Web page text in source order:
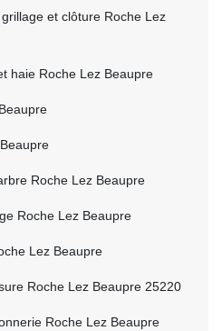
et clôture Roche Lez
haie Roche Lez Beaupre
Roche Lez Beaupre
Roche Lez Beaupre
Lez Beaupre
Roche Lez Beaupre 25220
Roche Lez Beaupre